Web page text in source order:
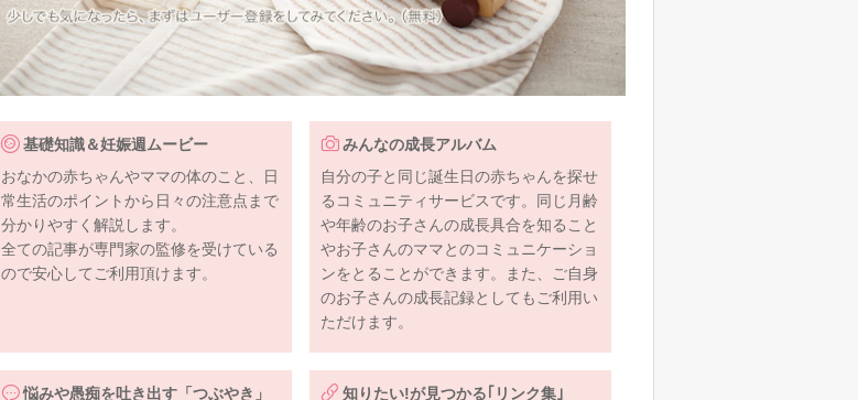
基礎知識＆妊娠週ムービー
おなかの赤ちゃんやママの体のこと、日
常生活のポイントから日々の注意点まで
分かりやすく解説します。
全ての記事が専門家の監修を受けている
ので安心してご利用頂けます。
みんなの成長アルバム
自分の子と同じ誕生日の赤ちゃんを探せ
るコミュニティサービスです。同じ月齢
や年齢のお子さんの成長具合を知ること
やお子さんのママとのコミュニケーショ
ンをとることができます。また、ご自身
のお子さんの成長記録としてもご利用い
ただけます。
悩みや愚痴を吐き出す「つぶやき」
知りたい!が見つかる｢リンク集｣